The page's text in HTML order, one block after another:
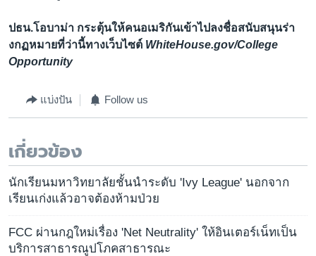
ปธน.โอบาม่า กระตุ้นให้คนอเมริกันเข้าไปลงชื่อสนับสนุนร่า
งกฏหมายที่ว่านี้ทางเว็บไซต์ WhiteHouse.gov/College
Opportunity
แบ่งปัน Follow us
เกี่ยวข้อง
นักเรียนมหาวิทยาลัยชั้นนำระดับ 'Ivy League' นอกจาก
เรียนเก่งแล้วอาจต้องห้ามป่วย
FCC ผ่านกฎใหม่เรื่อง 'Net Neutrality' ให้อินเตอร์เน็ทเป็น
บริการสาธารณูปโภคสาธารณะ